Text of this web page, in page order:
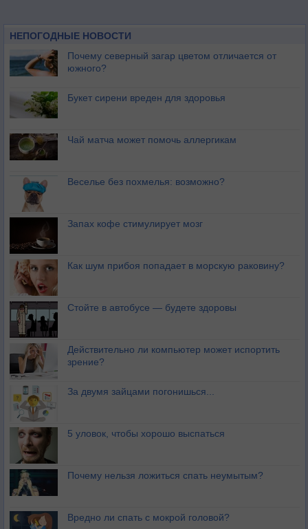
НЕПОГОДНЫЕ НОВОСТИ
Почему северный загар цветом отличается от
южного?
Букет сирени вреден для здоровья
Чай матча может помочь аллергикам
Веселье без похмелья: возможно?
Запах кофе стимулирует мозг
Как шум прибоя попадает в морскую раковину?
Стойте в автобусе — будете здоровы
Действительно ли компьютер может испортить
зрение?
За двумя зайцами погонишься...
5 уловок, чтобы хорошо выспаться
Почему нельзя ложиться спать неумытым?
Вредно ли спать с мокрой головой?